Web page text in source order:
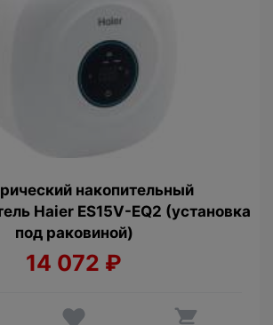
накопительный
Haier ES15V-EQ2 (установка
под раковиной)
14 072 ₽